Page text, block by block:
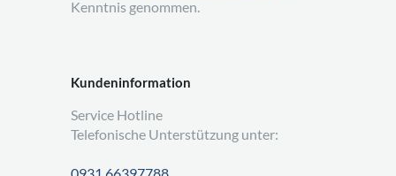
Kundeninformation
Service Hotline
Telefonische Unterstützung unter:
Kenntnis genommen.